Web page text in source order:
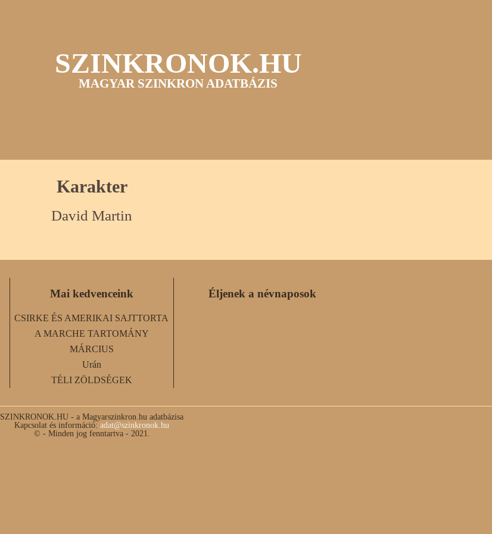
SZINKRONOK.HU
MAGYAR SZINKRON ADATBÁZIS
Karakter
David Martin
Mai kedvenceink
CSIRKE ÉS AMERIKAI SAJTTORTA
A MARCHE TARTOMÁNY
MÁRCIUS
Urán
TÉLI ZÖLDSÉGEK
Éljenek a névnaposok
SZINKRONOK.HU - a Magyarszinkron.hu adatbázisa
Kapcsolat és információ: adat@szinkronok.hu
© - Minden jog fenntartva - 2021.